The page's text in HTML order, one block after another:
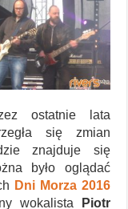
ostatnie lata
się zmian
znajduje się
było oglądać
Dni Morza 2016
wokalista
Piotr